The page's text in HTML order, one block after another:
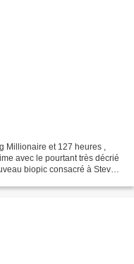
Millionaire et 127 heures ,
avec le pourtant très décrié
biopic consacré à Steve